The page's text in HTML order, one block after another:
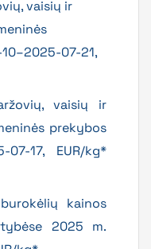
vaisių ir
07-21,
vaisių ir
prekybos
07-17, EUR/kg*
kainos
2025 m.